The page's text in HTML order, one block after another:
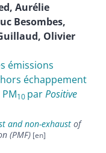
, Aurélie
Besombes,
, Olivier
émissions
échappement
10 parPositive
and non-exhaust of
(PMF)